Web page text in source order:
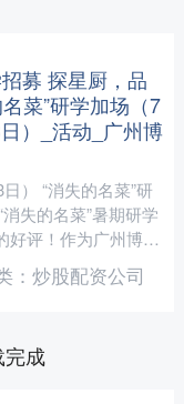
募 探星厨，品
菜”研学加场（7
）_活动_广州博
日） “消失的名菜”研
失的名菜”暑期研学
好评！作为广州博物
合打造的文化
： 炒股配资公司
成